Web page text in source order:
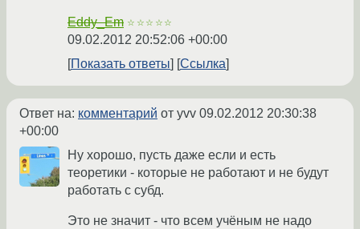
Eddy_Em ☆☆☆☆☆
09.02.2012 20:52:06 +00:00
Показать ответы
Ссылка
Ответ на: комментарий от yvv 09.02.2012 20:30:38
+00:00
Ну хорошо, пусть даже если и есть
теоретики - которые не работают и не будут
работать с субд.
Это не значит - что всем учёным не надо